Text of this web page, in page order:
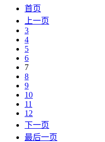
首页
上一页
3
4
5
6
7
8
9
10
11
12
下一页
最后一页